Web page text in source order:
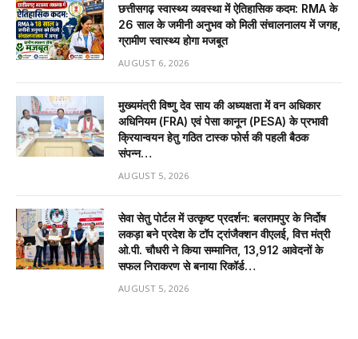
छत्तीसगढ़ स्वास्थ्य व्यवस्था में ऐतिहासिक कदम: RMA के
26 साल के जमीनी अनुभव को मिली संचालनालय में जगह,
ग्रामीण स्वास्थ्य होगा मजबूत
AUGUST 6, 2026
मुख्यमंत्री विष्णु देव साय की अध्यक्षता में वन अधिकार
अधिनियम (FRA) एवं पेसा कानून (PESA) के प्रभावी
क्रियान्वयन हेतु गठित टास्क फोर्स की पहली बैठक
संपन्न…
AUGUST 5, 2026
सेवा सेतु पोर्टल में उत्कृष्ट प्रदर्शन: बलरामपुर के निर्दोष
लकड़ा बने प्रदेश के टॉप ट्रांजैक्शन वीएलई, वित्त मंत्री
ओ.पी. चौधरी ने किया सम्मानित, 13,912 आवेदनों के
सफल निराकरण से बनाया रिकॉर्ड…
AUGUST 5, 2026